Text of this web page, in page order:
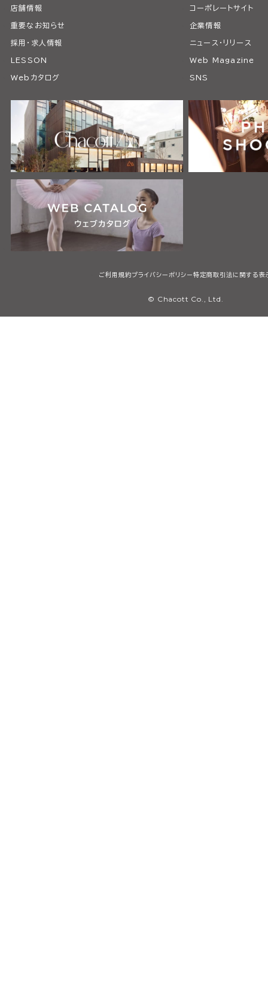
店舗情報 コーポレートサイト
重要なお知らせ 企業情報
採用・求人情報 ニュース・リリース
LESSON Web Magazine
Webカタログ SNS
ご利用規約プライバシーポリシー特定商取引法に関する表
© Chacott Co., Ltd.